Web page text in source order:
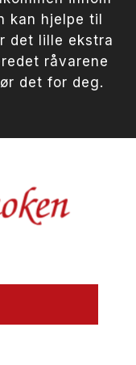
kan hjelpe til
det lille ekstra
råvarene
det for deg.